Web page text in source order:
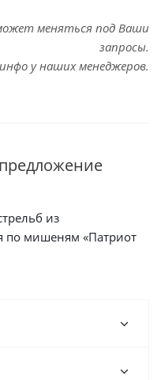
меняться под Ваши
запросы.
у наших менеджеров.
из
по мишеням «Патриот